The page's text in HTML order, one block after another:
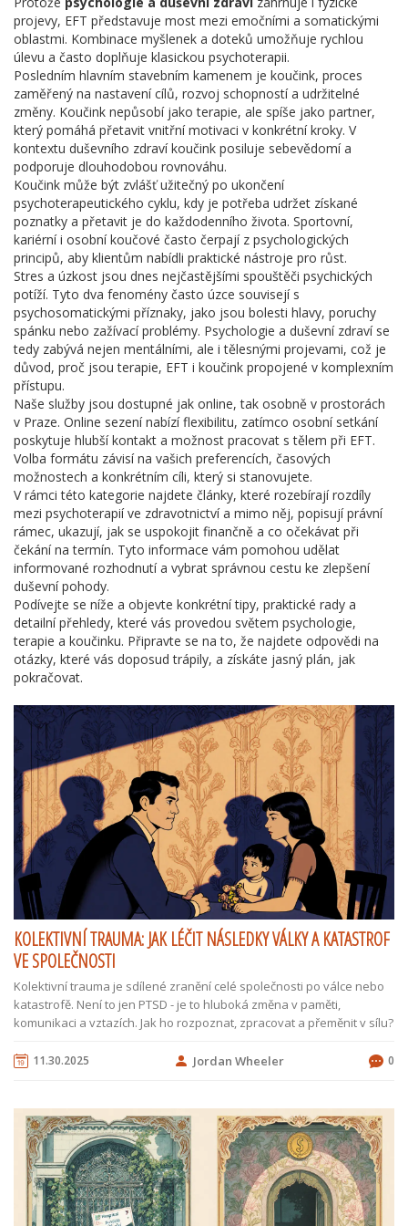
projevy, EFT představuje most mezi emočními a somatickými
oblastmi. Kombinace myšlenek a doteků umožňuje rychlou
úlevu a často doplňuje klasickou psychoterapii.
Posledním hlavním stavebním kamenem je koučink, proces
zaměřený na nastavení cílů, rozvoj schopností a udržitelné
změny. Koučink nepůsobí jako terapie, ale spíše jako partner,
který pomáhá přetavit vnitřní motivaci v konkrétní kroky. V
kontextu duševního zdraví koučink posiluje sebevědomí a
podporuje dlouhodobou rovnováhu.
Koučink může být zvlášť užitečný po ukončení
psychoterapeutického cyklu, kdy je potřeba udržet získané
poznatky a přetavit je do každodenního života. Sportovní,
kariérní i osobní koučové často čerpají z psychologických
principů, aby klientům nabídli praktické nástroje pro růst.
Stres a úzkost jsou dnes nejčastějšími spouštěči psychických
potíží. Tyto dva fenomény často úzce souvisejí s
psychosomatickými příznaky, jako jsou bolesti hlavy, poruchy
spánku nebo zažívací problémy. Psychologie a duševní zdraví se
tedy zabývá nejen mentálními, ale i tělesnými projevami, což je
důvod, proč jsou terapie, EFT i koučink propojené v komplexním
přístupu.
Naše služby jsou dostupné jak online, tak osobně v prostorách
v Praze. Online sezení nabízí flexibilitu, zatímco osobní setkání
poskytuje hlubší kontakt a možnost pracovat s tělem při EFT.
Volba formátu závisí na vašich preferencích, časových
možnostech a konkrétním cíli, který si stanovujete.
V rámci této kategorie najdete články, které rozebírají rozdíly
mezi psychoterapií ve zdravotnictví a mimo něj, popisují právní
rámec, ukazují, jak se uspokojit finančně a co očekávat při
čekání na termín. Tyto informace vám pomohou udělat
informované rozhodnutí a vybrat správnou cestu ke zlepšení
duševní pohody.
Podívejte se níže a objevte konkrétní tipy, praktické rady a
detailní přehledy, které vás provedou světem psychologie,
terapie a koučinku. Připravte se na to, že najdete odpovědi na
otázky, které vás doposud trápily, a získáte jasný plán, jak
pokračovat.
KOLEKTIVNÍ TRAUMA: JAK LÉČIT NÁSLEDKY VÁLKY A KATASTROF
VE SPOLEČNOSTI
Kolektivní trauma je sdílené zranění celé společnosti po válce nebo
katastrofě. Není to jen PTSD - je to hluboká změna v paměti,
komunikaci a vztazích. Jak ho rozpoznat, zpracovat a přeměnit v sílu?
11.30.2025 Jordan Wheeler 0